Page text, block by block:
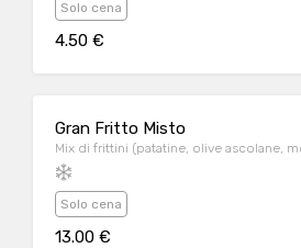
Solo cena
4.50 €
Gran Fritto Misto
Mix di frittini (patatine, olive ascolane,
Solo cena
13.00 €